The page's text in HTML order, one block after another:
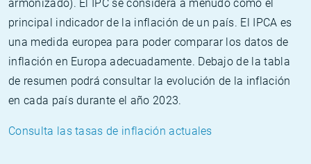
armonizado). El IPC se considera a menudo como el
principal indicador de la inflación de un país. El IPCA es
una medida europea para poder comparar los datos de
inflación en Europa adecuadamente. Debajo de la tabla
de resumen podrá consultar la evolución de la inflación
en cada país durante el año 2023.
Consulta las tasas de inflación actuales